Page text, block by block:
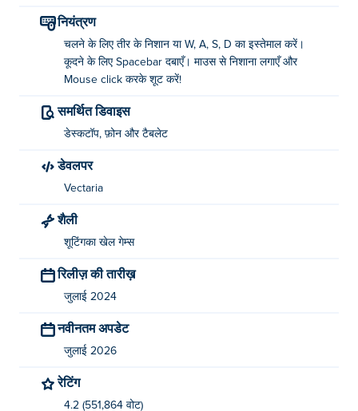
नियंत्रण
चलने के लिए तीर के निशान या W, A, S, D का इस्तेमाल करें।
कूदने के लिए Spacebar दबाएँ। माउस से निशाना लगाएँ और
Mouse click करके शूट करें!
समर्थित डिवाइस
डेस्कटॉप, फ़ोन और टैबलेट
डेवलपर
Vectaria
शैली
शूटिंगका खेल गेम्स
रिलीज़ की तारीख़
जुलाई 2024
नवीनतम अपडेट
जुलाई 2026
रेटिंग
4.2 (551,864 वोट)